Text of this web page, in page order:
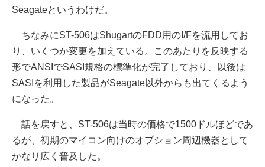
Seagateというわけだ。
ちなみにST-506はShugartのFDD用のI/Fを流用してお
り、いくつか変更を加えている。このあたりを反映する
形でANSIでSASI規格の標準化が完了しており、以後は
SASIを利用した製品がSeagate以外からも出てくるよう
になった。
話を戻すと、ST-506は当時の価格で1500ドルほどであ
るが、初期のマイコン向けのオプション周辺機器として
かなり広く普及した。